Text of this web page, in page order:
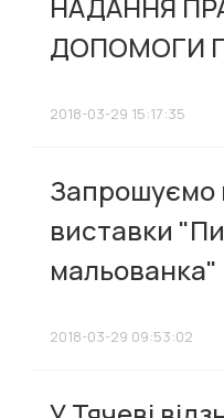
ДОПОМОГИ
2018-03-29 15:17:35
Запрошуємо
виставки
мальованка"
2018-03-29 09:53:02